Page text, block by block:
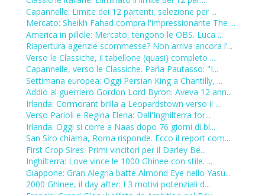
Capannelle: Limite dei 12 partenti, selezione per ...
Mercato: Sheikh Fahad compra l'impressionante The ...
America in pillole: Mercato, tengono le OBS. Luca ...
Riapertura agenzie scommesse? Non arriva ancora l’...
Verso le Classiche, il tabellone (quasi) completo ...
Capannelle, verso le Classiche. Parla Pautasso: "I...
Settimana europea: Oggi Persian King a Chantilly, ...
Addio al guerriero Gordon Lord Byron: Aveva 12 ann...
Irlanda: Cormorant brilla a Leopardstown verso il ...
Verso Parioli e Regina Elena: Dall'Inghilterra for...
Irlanda: Oggi si corre a Naas dopo 76 giorni di bl...
San Siro chiama, Roma risponde. Ecco il report com...
First Crop Sires: Primi vincitori per il Darley Be...
Inghilterra: Love vince le 1000 Ghinee con stile. ...
Giappone: Gran Alegria batte Almond Eye nello Yasu...
2000 Ghinee, il day after: I 3 motivi potenziali d...